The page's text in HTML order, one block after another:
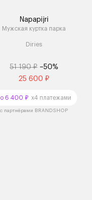
Napapijri
Мужская куртка парка
Diries
51 190 ₽ –50%
25 600 ₽
6 400 ₽ x4 платежами
с партнёрами BRANDSHOP